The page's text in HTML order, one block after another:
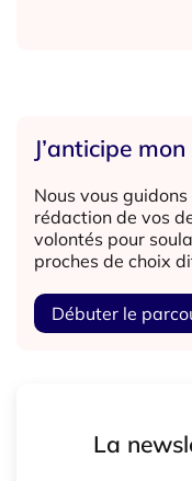
J’anticipe
Nous vous
rédaction de vos
volontés pour
proches de choix
Débuter le
La